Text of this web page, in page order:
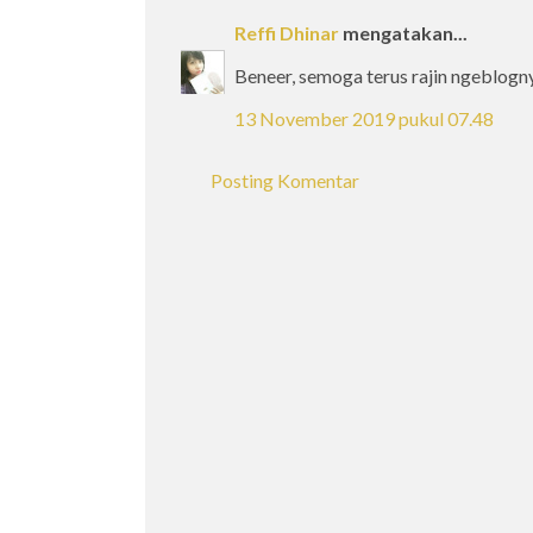
Reffi Dhinar mengatakan...
Beneer, semoga terus rajin
13 November 2019 pukul 07.48
Posting Komentar